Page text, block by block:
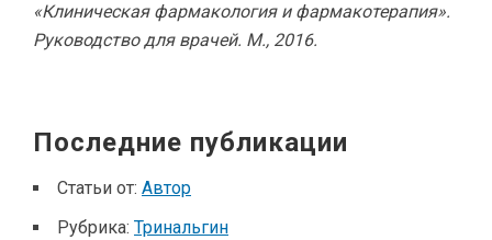
«Клиническая фармакология и фармакотерапия».
Руководство для врачей. М., 2016.
Последние публикации
Статьи от: Автор
Рубрика: Тринальгин